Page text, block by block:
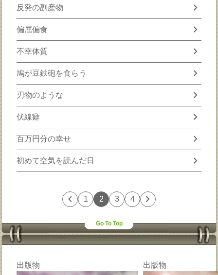
反発の副産物 chevron_right
偏屈偏食 chevron_right
不幸体質 chevron_right
鳩が豆鉄砲を食らう chevron_right
刃物のような chevron_right
伏線癖 chevron_right
百万円分の幸せ chevron_right
初めて空気を読んだ日 chevron_right
chevron_left 1 2 3 4 chevron_right
Go To Top
出版物 出版物